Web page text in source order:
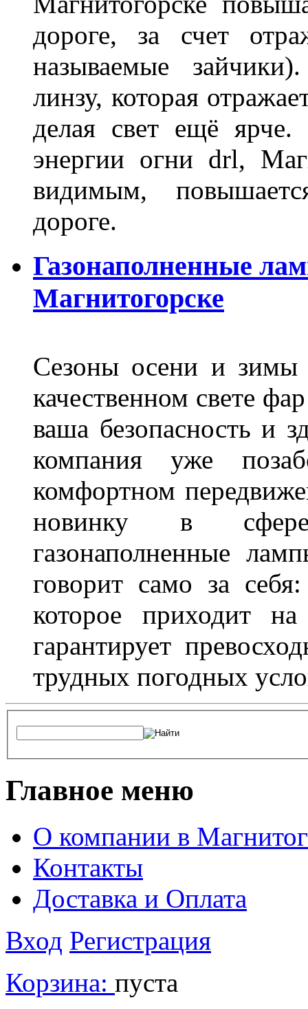
дороге, за счет
называемые
линзу, которая
делая свет ещё
энергии огни drl,
видимым,
дороге.
Газонаполненные
Магнитогорске
Сезоны осени и зимы
качественном свете
ваша безопасность и
компания уже
комфортном
новинку в
газонаполненные
говорит само за
которое приходит
гарантирует
трудных погодных
Главное меню
О компании в
Контакты
Доставка и Оплата
Вход Регистрация
Корзина: пуста